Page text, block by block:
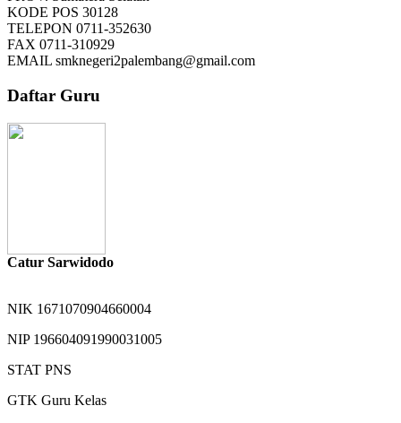
KODE POS 30128
TELEPON 0711-352630
FAX 0711-310929
EMAIL smknegeri2palembang@gmail.com
Daftar Guru
Catur Sarwidodo
NIK 1671070904660004
NIP 196604091990031005
STAT PNS
GTK Guru Kelas